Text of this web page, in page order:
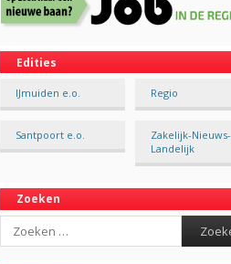
Edities
IJmuiden e.o. Regio
Santpoort e.o.
Zakelijk-Nieuws-
Landelijk
Zoeken
Search